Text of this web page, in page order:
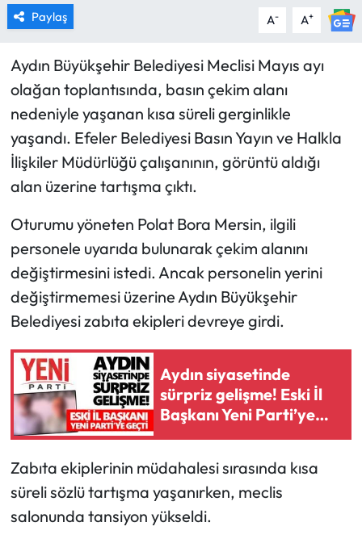
Paylaş A- A+
Aydın Büyükşehir Belediyesi Meclisi Mayıs ayı
olağan toplantısında, basın çekim alanı
nedeniyle yaşanan kısa süreli gerginlikle
yaşandı. Efeler Belediyesi Basın Yayın ve Halkla
İlişkiler Müdürlüğü çalışanının, görüntü aldığı
alan üzerine tartışma çıktı.
Oturumu yöneten Polat Bora Mersin, ilgili
personele uyarıda bulunarak çekim alanını
değiştirmesini istedi. Ancak personelin yerini
değiştirmemesi üzerine Aydın Büyükşehir
Belediyesi zabıta ekipleri devreye girdi.
Aydın siyasetinde
sürpriz gelişme! Eski İl
Başkanı Yeni Parti’ye
geçti
Zabıta ekiplerinin müdahalesi sırasında kısa
süreli sözlü tartışma yaşanırken, meclis
salonunda tansiyon yükseldi.
HABER İLAN